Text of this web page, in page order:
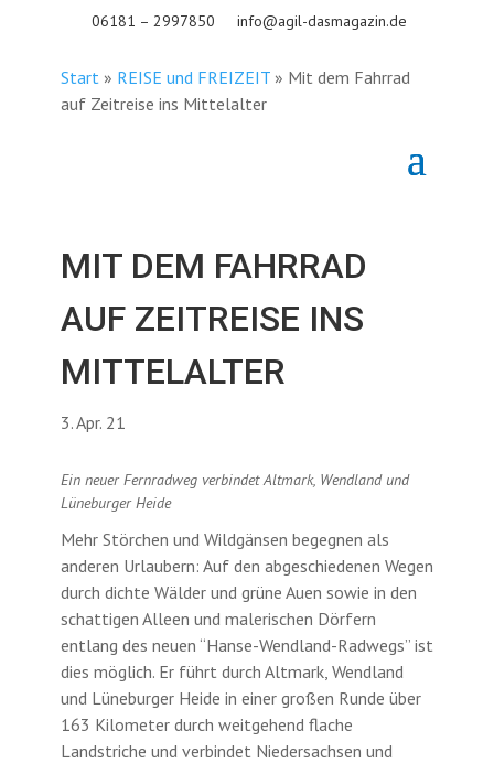
06181 – 2997850 info@agil-dasmagazin.de
Start» REISE und FREIZEIT» Mit dem Fahrrad
auf Zeitreise ins Mittelalter
MIT DEM FAHRRAD
AUF ZEITREISE INS
MITTELALTER
3. Apr. 21
Ein neuer Fernradweg verbindet Altmark, Wendland und
Lüneburger Heide
Mehr Störchen und Wildgänsen begegnen als
anderen Urlaubern: Auf den abgeschiedenen Wegen
durch dichte Wälder und grüne Auen sowie in den
schattigen Alleen und malerischen Dörfern
entlang des neuen “Hanse-Wendland-Radwegs” ist
dies möglich. Er führt durch Altmark, Wendland
und Lüneburger Heide in einer großen Runde über
163 Kilometer durch weitgehend flache
Landstriche und verbindet Niedersachsen und